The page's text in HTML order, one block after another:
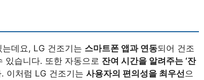
데요, LG 건조기는 스마트폰 앱과 연동되어 건조
있습니다. 또한 자동으로 잔여 시간을 알려주는 ‘잔
이처럼 LG 건조기는 사용자의 편의성을 최우선 으